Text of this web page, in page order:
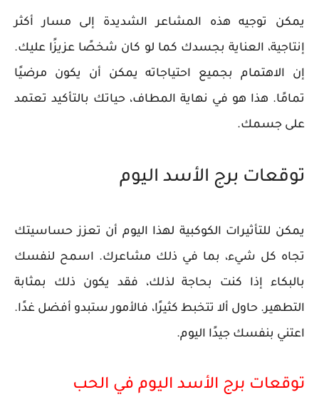
يمكن توجيه هذه المشاعر الشديدة إلى مسار أكثر
إنتاجية، العناية بجسدك كما لو كان شخصًا عزيزًا عليك.
إن الاهتمام بجميع احتياجاته يمكن أن يكون مرضيًا
تمامًا. هذا هو في نهاية المطاف، حياتك بالتأكيد تعتمد
على جسمك.
توقعات برج الأسد اليوم
يمكن للتأثيرات الكوكبية لهذا اليوم أن تعزز حساسيتك
تجاه كل شيء، بما في ذلك مشاعرك. اسمح لنفسك
بالبكاء إذا كنت بحاجة لذلك، فقد يكون ذلك بمثابة
التطهير. حاول ألا تتخبط كثيرًا، فالأمور ستبدو أفضل غدًا.
اعتني بنفسك جيدًا اليوم.
توقعات برج الأسد اليوم في الحب